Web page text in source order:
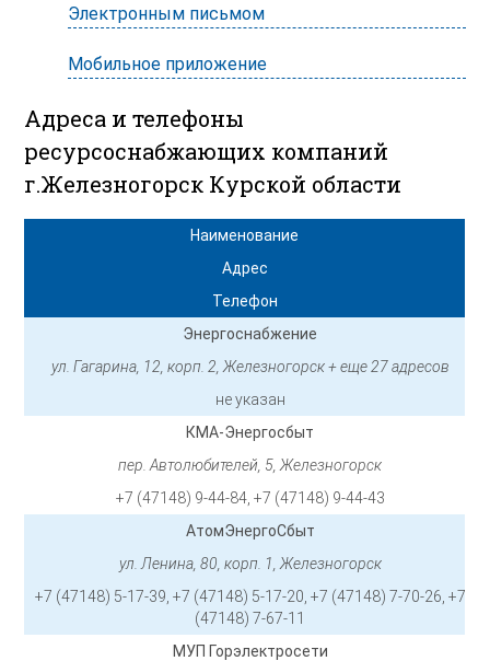
Электронным письмом
Мобильное приложение
Адреса и телефоны
ресурсоснабжающих компаний
г.Железногорск Курской области
Наименование
Адрес
Телефон
Энергоснабжение
ул. Гагарина, 12, корп. 2, Железногорск + еще 27 адресов
не указан
КМА-Энергосбыт
пер. Автолюбителей, 5, Железногорск
+7 (47148) 9-44-84, +7 (47148) 9-44-43
АтомЭнергоСбыт
ул. Ленина, 80, корп. 1, Железногорск
+7 (47148) 5-17-39, +7 (47148) 5-17-20, +7 (47148) 7-70-26, +7
(47148) 7-67-11
МУП Горэлектросети